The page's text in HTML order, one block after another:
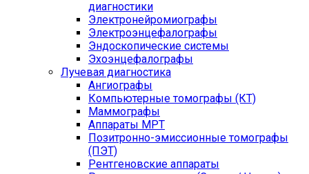
диагностики
Электронейромиографы
Электроэнцефалографы
Эндоскопические системы
Эхоэнцефалографы
Лучевая диагностика
Ангиографы
Компьютерные томографы (КТ)
Маммографы
Аппараты МРТ
Позитронно-эмиссионные томографы
(ПЭТ)
Рентгеновские аппараты